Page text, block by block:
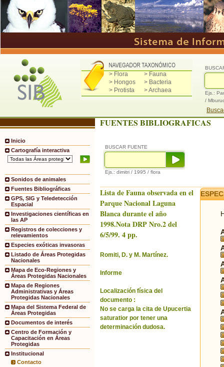
> Flora
> Fauna
> Hongos
> Bacteria
> Protista
> Archaea
Ejs.:
/
Inicio
Cartografía interactiva
Sonidos de animales
Fuentes Bibliográficas
GPS, SIG y Teledetección
Espacial
Investigaciones científicas en
las AP
Registros de colecciones y
relevamientos
Especies exóticas invasoras
Listado de Áreas Protegidas
Nacionales
Mapa de Eco-Regiones y
Áreas Protegidas Nacionales
Mapa de Regiones
Administrativas y Áreas
Protegidas Nacionales
Mapa del Sistema Federal de
Áreas Protegidas
Documentos de interés
Centro de Formación y
Capacitación en Áreas
Protegidas
Institucional
Contacto
FUENTES BIBLIOGRAFICAS
BUSCAR FUENTE
Ejs.: dimitri / 1995 / flora
Lista de Fauna observada en el
Parque Nacional Laguna
Blanca durante el año
1998.Nota DRP Nro.2 del
6/5/99. 4 pp.
Romiti, D. y M. Martínez.
Informe
Localización física del
documento :
No se carga la cita de Upucertia
saturatior por tener una
determinación dudosa.